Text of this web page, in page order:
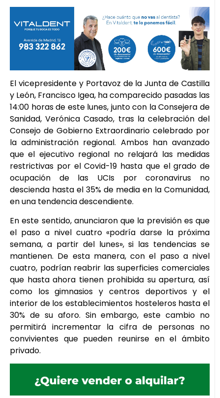
El vicepresidente y Portavoz de la Junta de Castilla
y León, Francisco Igea, ha comparecido pasadas las
14:00 horas de este lunes, junto con la Consejera de
Sanidad, Verónica Casado, tras la celebración del
Consejo de Gobierno Extraordinario celebrado por
la administración regional. Ambos han avanzado
que el ejecutivo regional no relajará las medidas
restrictivas por el Covid-19 hasta que el grado de
ocupación de las UCIs por coronavirus no
descienda hasta el 35% de media en la Comunidad,
en una tendencia descendiente.
En este sentido, anunciaron que la previsión es que
el paso a nivel cuatro «podría darse la próxima
semana, a partir del lunes», si las tendencias se
mantienen. De esta manera, con el paso a nivel
cuatro, podrían reabrir las superficies comerciales
que hasta ahora tienen prohibida su apertura, así
como los gimnasios y centros deportivos y el
interior de los establecimientos hosteleros hasta el
30% de su aforo. Sin embargo, este cambio no
permitirá incrementar la cifra de personas no
convivientes que pueden reunirse en el ámbito
privado.